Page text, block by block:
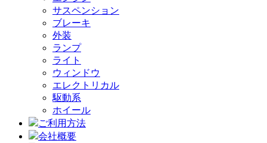
サスペンション
ブレーキ
外装
ランプ
ライト
ウィンドウ
エレクトリカル
駆動系
ホイール
ご利用方法
会社概要